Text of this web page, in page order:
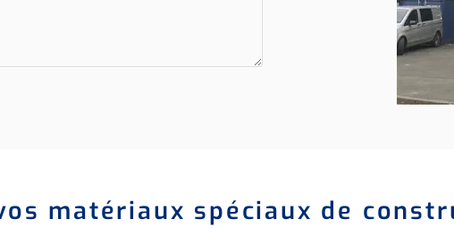
matériaux spéciaux de